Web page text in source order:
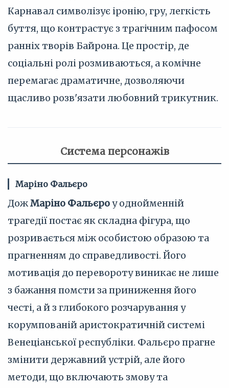
Карнавал символізує іронію, гру, легкість
буття, що контрастує з трагічним пафосом
ранніх творів Байрона. Це простір, де
соціальні ролі розмиваються, а комічне
перемагає драматичне, дозволяючи
щасливо розв'язати любовний трикутник.
Система персонажів
Маріно Фальєро
ДожМаріно Фальєроу однойменній
трагедії постає як складна фігура, що
розривається між особистою образою та
прагненням до справедливості. Його
мотивація до перевороту виникає не лише
з бажання помсти за приниження його
честі, а й з глибокого розчарування у
корумпованій аристократичній системі
Венеціанської республіки. Фальєро прагне
змінити державний устрій, але його
методи, що включають змову та